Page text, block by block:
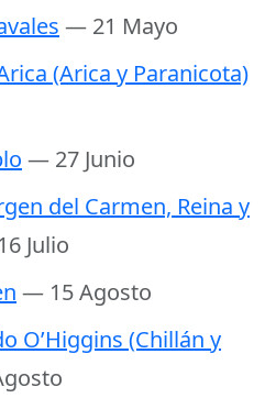
— 21 Mayo
(Arica y Paranicota)
— 27 Junio
del Carmen, Reina y
Julio
— 15 Agosto
O’Higgins (Chillán y